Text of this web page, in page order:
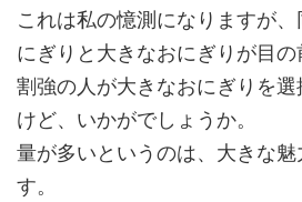
これは私の憶測になりますが
にぎりと大きなおにぎりが目
割強の人が大きなおにぎりを
けど、いかがでしょうか。
量が多いというのは、大きな
す。